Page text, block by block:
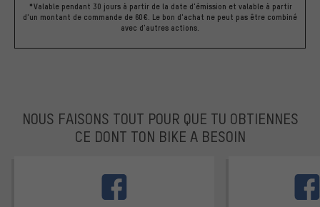
*Valable pendant 30 jours à partir de la date d'émission et valable à partir
d'un montant de commande de 60€. Le bon d'achat ne peut pas être combiné
avec d'autres actions.
NOUS FAISONS TOUT POUR QUE TU OBTIENNES
CE DONT TON BIKE A BESOIN